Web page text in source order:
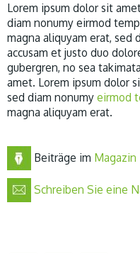
Lorem ipsum dolor sit
diam nonumy eirmod
magna aliquyam erat, sed
accusam et justo duo
gubergren, no sea
amet. Lorem ipsum dolor
sed diam nonumy eirmod
magna aliquyam erat.
Beiträge im Magazin
Schreiben Sie eine